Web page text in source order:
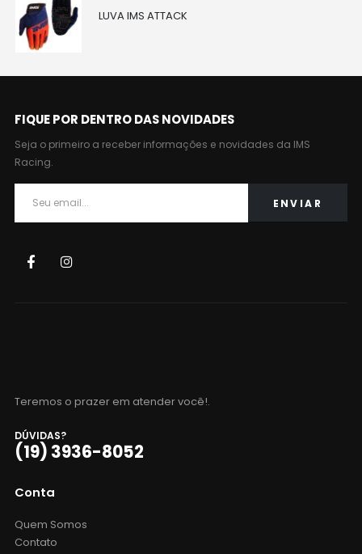
LUVA IMS ATTACK
FIQUE POR DENTRO DAS NOVIDADES
Seja o primeiro a receber informações e novidades da IMS
Racing.
Teremos o prazer em atender você!.
DÚVIDAS?
(19) 3936-8052
Conta
Quem Somos
Contato